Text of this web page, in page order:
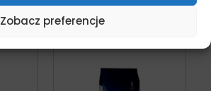
Zobacz preferencje